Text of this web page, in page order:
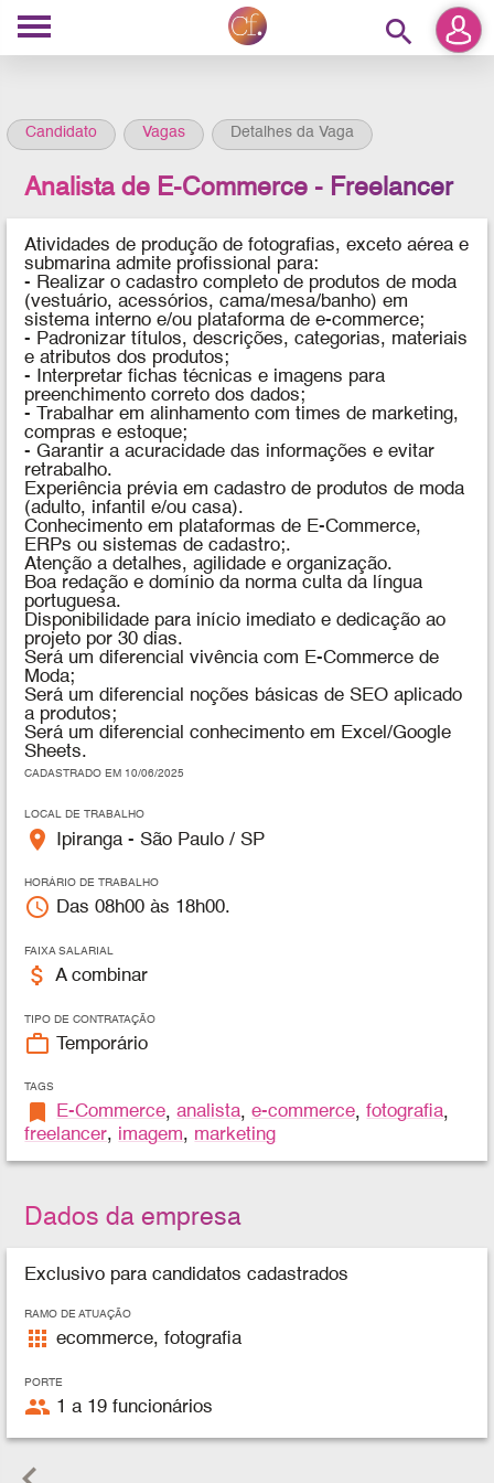
search
Candidato Vagas Detalhes da Vaga
Analista de E-Commerce - Freelancer
Atividades de produção de fotografias, exceto aérea e
submarina admite profissional para:
- Realizar o cadastro completo de produtos de moda
(vestuário, acessórios, cama/mesa/banho) em
sistema interno e/ou plataforma de e-commerce;
- Padronizar títulos, descrições, categorias, materiais
e atributos dos produtos;
- Interpretar fichas técnicas e imagens para
preenchimento correto dos dados;
- Trabalhar em alinhamento com times de marketing,
compras e estoque;
- Garantir a acuracidade das informações e evitar
retrabalho.
Experiência prévia em cadastro de produtos de moda
(adulto, infantil e/ou casa).
Conhecimento em plataformas de E-Commerce,
ERPs ou sistemas de cadastro;.
Atenção a detalhes, agilidade e organização.
Boa redação e domínio da norma culta da língua
portuguesa.
Disponibilidade para início imediato e dedicação ao
projeto por 30 dias.
Será um diferencial vivência com E-Commerce de
Moda;
Será um diferencial noções básicas de SEO aplicado
a produtos;
Será um diferencial conhecimento em Excel/Google
Sheets.
CADASTRADO EM 10/06/2025
LOCAL DE TRABALHO
place Ipiranga - São Paulo / SP
HORÁRIO DE TRABALHO
access_time Das 08h00 às 18h00.
FAIXA SALARIAL
attach_money A combinar
TIPO DE CONTRATAÇÃO
work_outline Temporário
TAGS
bookmark E-Commerce,analista,e-commerce,fotografia,
freelancer, imagem, marketing
Dados da empresa
Exclusivo para candidatos cadastrados
RAMO DE ATUAÇÃO
apps ecommerce, fotografia
PORTE
people 1 a 19 funcionários